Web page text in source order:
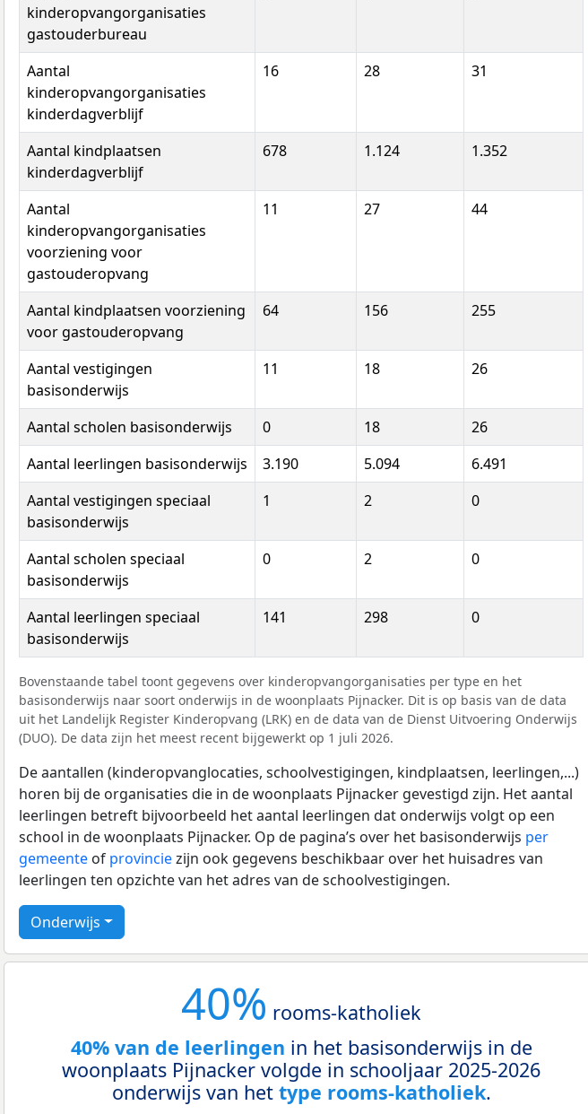
kinderopvangorganisaties
gastouderbureau
Aantal
kinderopvangorganisaties
kinderdagverblijf
16 28 31
Aantal kindplaatsen
kinderdagverblijf
678 1.124 1.352
Aantal
kinderopvangorganisaties
voorziening voor
gastouderopvang
11 27 44
Aantal kindplaatsen voorziening
voor gastouderopvang
64 156 255
Aantal vestigingen
basisonderwijs
11 18 26
Aantal scholen basisonderwijs 0 18
26
Aantal leerlingen basisonderwijs
3.190 5.094
6.491
Aantal vestigingen speciaal
basisonderwijs
1 2 0
Aantal scholen speciaal
basisonderwijs
0 2 0
Aantal leerlingen speciaal
basisonderwijs
141 298 0
Bovenstaande tabel toont gegevens over kinderopvangorganisaties per type en het
basisonderwijs naar soort onderwijs in de woonplaats Pijnacker. Dit is op basis van de data
uit het Landelijk Register Kinderopvang (LRK) en de data van de Dienst Uitvoering Onderwijs
(DUO). De data zijn het meest recent bijgewerkt op 1 juli 2026.
De aantallen (kinderopvanglocaties, schoolvestigingen, kindplaatsen, leerlingen,...)
horen bij de organisaties die in de woonplaats Pijnacker gevestigd zijn. Het aantal
leerlingen betreft bijvoorbeeld het aantal leerlingen dat onderwijs volgt op een
school in de woonplaats Pijnacker. Op de pagina’s over het basisonderwijs per
gemeente of provinciezijn ook gegevens beschikbaar over het huisadres van
leerlingen ten opzichte van het adres van de schoolvestigingen.
Onderwijs
40% rooms-katholiek
40% van de leerlingen in het basisonderwijs in de
woonplaats Pijnacker volgde in schooljaar 2025-2026
onderwijs van het type rooms-katholiek.